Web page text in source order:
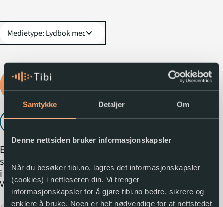
Samtykke Detaljer Om
Denne nettsiden bruker informasjonskapsler
Når du besøker tibi.no, lagres det informasjonskapsler
(cookies) i nettleseren din. Vi trenger
informasjonskapsler for å gjøre tibi.no bedre, sikrere og
enklere å bruke. Noen er helt nødvendige for at nettstedet
expand_more
Logg inn for å låne
lydboka
Lytt til utdrag play_arrow
En alenemor flytter med
sønnen til en økolandsby
i Danmark, der hun har
fått jobb som
deltidspleier for en
Vis merexpand_more